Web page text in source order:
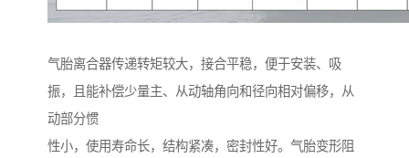
气胎离合器传递转矩较大，接合平稳，便于安装、吸
振，且能补偿少量主、从动轴角向和径向相对偏移，从
动部分惯
性小，使用寿命长，结构紧凑，密封性好。气胎变形阻